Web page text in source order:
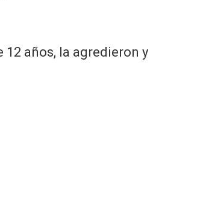
12 años, la agredieron y